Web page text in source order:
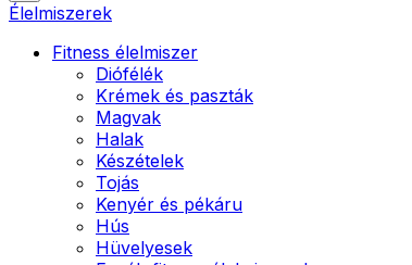
Élelmiszerek
Fitness élelmiszer
Diófélék
Krémek és paszták
Magvak
Halak
Készételek
Tojás
Kenyér és pékáru
Hús
Hüvelyesek